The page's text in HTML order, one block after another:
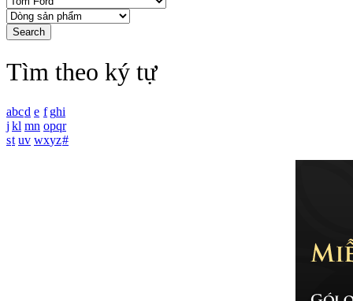
Tìm theo ký tự
abcd e f ghi
j kl mn opqr
st uv wxyz#